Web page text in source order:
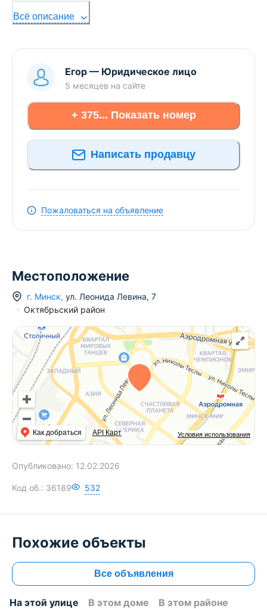
машину, холодильник, духовой шкаф и варочную
поверхность. Кухня полностью укомплектована
подготовлены чистые полотенца.
Всё описание
Егор — Юридическое лицо
5 месяцев на сайте
+ 375... Показать номер
Написать продавцу
Пожаловаться на объявление
Местоположение
г. Минск, ул. Леонида Левина, 7
Октябрьский район
Условия использования
Как добраться API Карт
Опубликовано: 12.02.2026
Код об.: 36189 532
Похожие объекты
Все объявления
На этой улице В этом доме В этом районе